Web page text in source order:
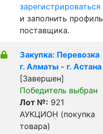
зарегистрироваться
и заполнить профиль
поставщика.
Закупка: Перевозка
г. Алматы - г. Астана
[Завершен]
Победитель выбран
Лот №: 921
АУКЦИОН (покупка
товара)